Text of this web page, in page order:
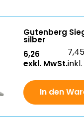
Gutenberg
silber
6,26
exkl. MwSt.
7,45
In den